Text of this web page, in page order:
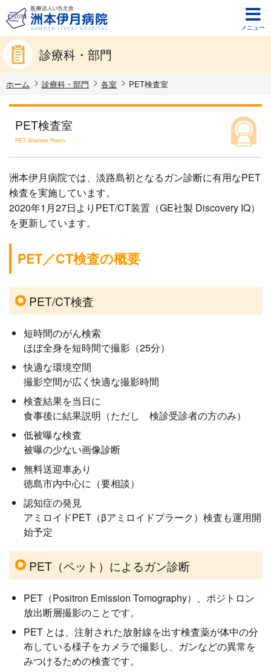
メニュー
診療科・部門
ホーム 診療科・部門 各室 PET検査室
PET検査室
PET Scanner Room
洲本伊月病院では、淡路島初となるガン診断に有用なPET
検査を実施しています。
2020年1月27日よりPET/CT装置（GE社製 Discovery IQ）
を更新しています。
PET／CT検査の概要
PET/CT検査
短時間のがん検索
ほぼ全身を短時間で撮影（25分）
快適な環境空間
撮影空間が広く快適な撮影時間
検査結果を当日に
食事後に結果説明（ただし 検診受診者の方のみ）
低被曝な検査
被曝の少ない画像診断
無料送迎車あり
徳島市内中心に（要相談）
認知症の発見
アミロイドPET（βアミロイドプラーク）検査も運用開
始予定
PET（ペット）によるガン診断
PET（Positron Emission Tomography）、ポジトロン
放出断層撮影のことです。
PET とは、注射された放射線を出す検査薬が体中の分
布している様子をカメラで撮影し、ガンなどの異常を
みつけるための検査です。